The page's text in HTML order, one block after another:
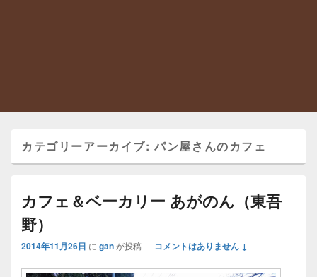
カテゴリーアーカイブ:パン屋さんのカフェ
カフェ＆ベーカリー あがのん（東吾
野）
2014年11月26日 に ganが投稿 — コメントはありません ↓